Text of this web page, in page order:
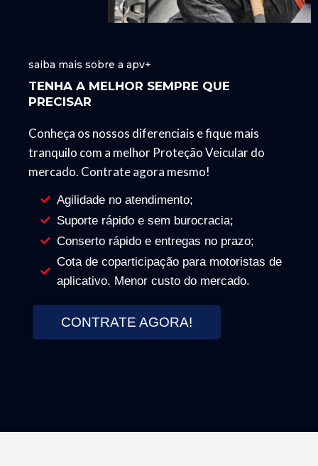
saiba mais sobre a apv+
TENHA A MELHOR SEMPRE QUE
PRECISAR
Conheça os nossos diferenciais e fique mais
tranquilo com a melhor Proteção Veicular do
mercado. Contrate agora mesmo!
Agilidade no atendimento;
Suporte rápido e sem burocracia;
Conserto rápido e entregas no prazo;
Cota de coparticipação para motoristas de
aplicativo. Menor custo do mercado.
CONTRATE AGORA!